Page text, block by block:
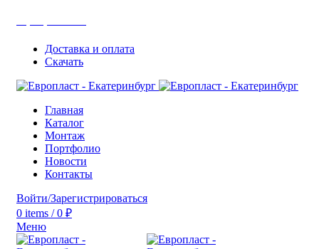
Доставка и оплата
Скачать
Главная
Каталог
Монтаж
Портфолио
Новости
Контакты
Войти/Зарегистрироваться
0 items / 0 ₽
Меню